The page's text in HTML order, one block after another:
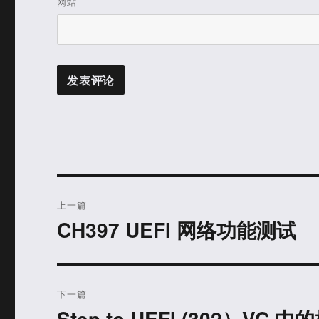
章
上一篇
上
文
CH397 UEFI 网络功能测试
下一篇
下